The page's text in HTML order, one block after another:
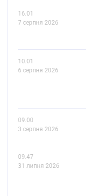
16.01
7 серпня 2026
10.01
6 серпня 2026
09.00
3 серпня 2026
09.47
31 липня 2026